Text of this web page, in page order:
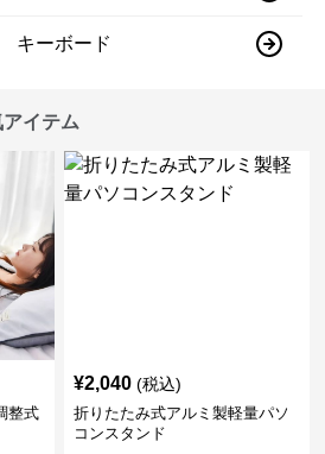
キーボード
イテム
整式
¥2,040 (税込)
折りたたみ式アルミ製軽量パソ
コンスタンド